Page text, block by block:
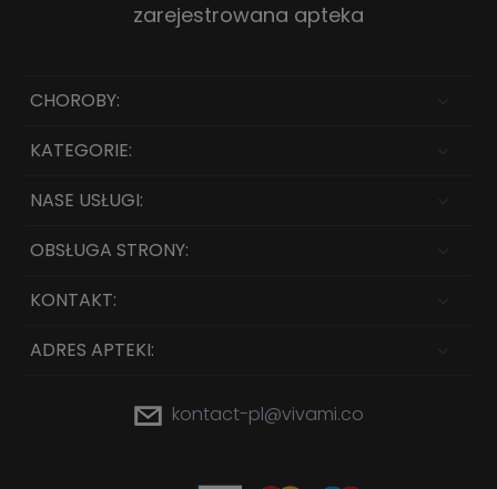
zarejestrowana apteka
CHOROBY:
KATEGORIE:
NASE USŁUGI:
OBSŁUGA STRONY:
KONTAKT:
ADRES APTEKI:
kontact-pl@vivami.co